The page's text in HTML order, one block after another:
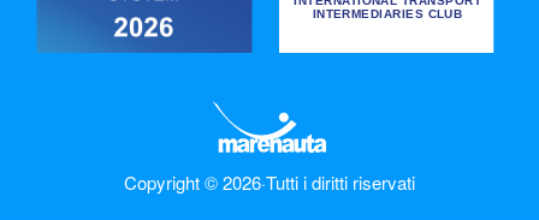
Copyright © 2026·Tutti i diritti riservati